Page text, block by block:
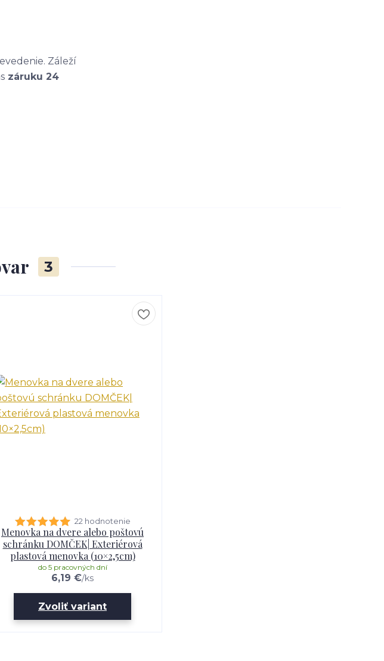
Záleží
záruku 24
3
22 hodnotenie
Menovka na dvere alebo poštovú
schránku DOMČEK| Exteriérová
plastová menovka (10×2,5cm)
6,19 €/ks
do 5 pracovných dní
Zvoliť variant